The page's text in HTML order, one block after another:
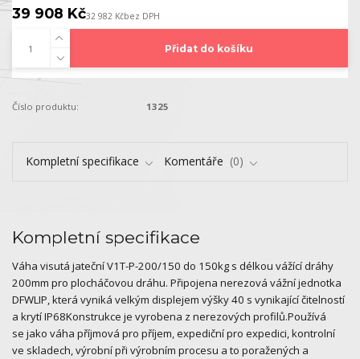
39 908 Kč32 982 Kčbez DPH
Přidat do košíku
Číslo produktu: 1325
Kompletní specifikace Komentáře 0
Kompletní specifikace
Váha visutá jateční V1T-P-200/150 do 150kg s délkou vážící dráhy
200mm pro plocháčovou dráhu. Připojena nerezová vážní jednotka
DFWLIP, která vyniká velkým displejem výšky 40 s vynikající čitelností
a krytí IP68Konstrukce je vyrobena z nerezových profilů.Používá
se jako váha příjmová pro příjem, expediční pro expedici, kontrolní
ve skladech, výrobní při výrobním procesu a to poražených a